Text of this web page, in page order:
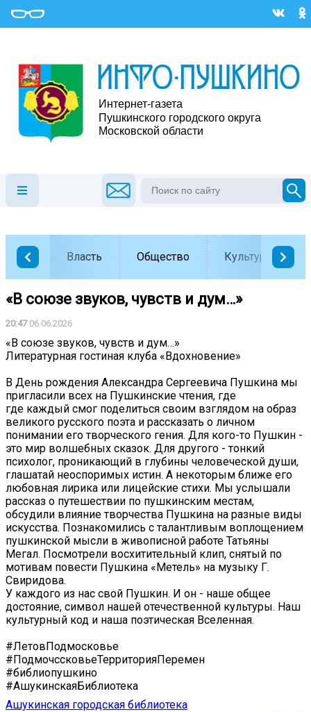
Власть Общество Культура
«В союзе звуков, чувств и дум…»
20:4706.06.2026
«В союзе звуков, чувств и дум…»
Литературная гостиная клуба «Вдохновение»
В День рождения Александра Сергеевича Пушкина мы
пригласили всех на Пушкинские чтения, где
где каждый смог поделиться своим взглядом на образ
великого русского поэта и рассказать о личном
понимании его творческого гения. Для кого-то Пушкин -
это мир волшебных сказок. Для другого - тонкий
психолог, проникающий в глубины человеческой души,
глашатай неоспоримых истин. А некоторым ближе его
любовная лирика или лицейские стихи. Мы услышали
рассказ о путешествии по пушкинским местам,
обсудили влияние творчества Пушкина на разные виды
искусства. Познакомились с талантливым воплощением
пушкинской мысли в живописной работе Татьяны
Мегал. Посмотрели восхитительный клип, снятый по
мотивам повести Пушкина «Метель» на музыку Г.
Свиридова.
У каждого из нас свой Пушкин. И он - наше общее
достояние, символ нашей отечественной культуры. Наш
культурный код и наша поэтическая Вселенная.
#ЛетовПодмосковье
#ПодмочссковьеТерриторияПеремен
#библиопушкино
#АшукинскаяБиблиотека
Ашукинская городская библиотека